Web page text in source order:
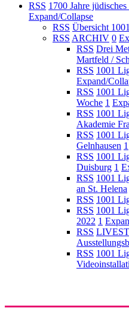
RSS 1700 Jahre
Expand/Collapse
RSS Übersicht
RSS ARCHIV 0
RSS Drei
Martfeld /
RSS 1001
Expand/
RSS 1001
Woche 1
RSS 1001
Akademie
RSS 1001
Gelnhausen 1
RSS 1001
Duisburg 1
RSS 1001
an St. Helena
RSS 1001
RSS 1001
2022 1
RSS
RSS 1001